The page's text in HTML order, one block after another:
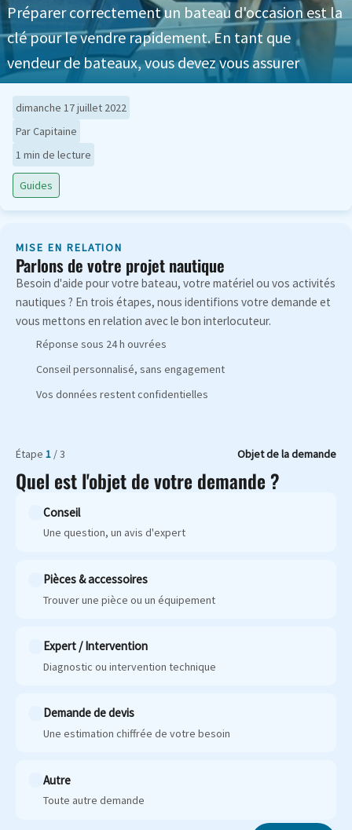
Préparer correctement un bateau d'occasion est la
clé pour le vendre rapidement. En tant que
vendeur de bateaux, vous devez vous assurer
dimanche 17 juillet 2022
Par Capitaine
1 min de lecture
Guides
MISE EN RELATION
Parlons de votre projet nautique
Besoin d'aide pour votre bateau, votre matériel ou vos activités
nautiques ? En trois étapes, nous identifions votre demande et
vous mettons en relation avec le bon interlocuteur.
Réponse sous 24 h ouvrées
Conseil personnalisé, sans engagement
Vos données restent confidentielles
Étape 1 / 3 Objet de la demande
Quel est l'objet de votre demande ?
Conseil
Une question, un avis d'expert
Pièces & accessoires
Trouver une pièce ou un équipement
Expert / Intervention
Diagnostic ou intervention technique
Demande de devis
Une estimation chiffrée de votre besoin
Autre
Toute autre demande